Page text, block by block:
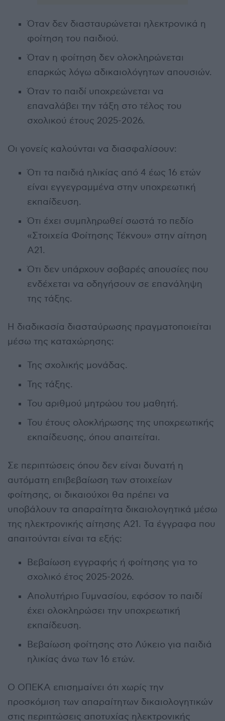
Όταν δεν διασταυρώνεται ηλεκτρονικά η
φοίτηση του παιδιού.
Όταν η φοίτηση δεν ολοκληρώνεται
επαρκώς λόγω αδικαιολόγητων απουσιών.
Όταν το παιδί υποχρεώνεται να
επαναλάβει την τάξη στο τέλος του
σχολικού έτους 2025-2026.
Οι γονείς καλούνται να διασφαλίσουν:
Ότι τα παιδιά ηλικίας από 4 έως 16 ετών
είναι εγγεγραμμένα στην υποχρεωτική
εκπαίδευση.
Ότι έχει συμπληρωθεί σωστά το πεδίο
«Στοιχεία Φοίτησης Τέκνου» στην αίτηση
Α21.
Ότι δεν υπάρχουν σοβαρές απουσίες που
ενδέχεται να οδηγήσουν σε επανάληψη
της τάξης.
Η διαδικασία διασταύρωσης πραγματοποιείται
μέσω της καταχώρησης:
Της σχολικής μονάδας.
Της τάξης.
Του αριθμού μητρώου του μαθητή.
Του έτους ολοκλήρωσης της υποχρεωτικής
εκπαίδευσης, όπου απαιτείται.
Σε περιπτώσεις όπου δεν είναι δυνατή η
αυτόματη επιβεβαίωση των στοιχείων
φοίτησης, οι δικαιούχοι θα πρέπει να
υποβάλουν τα απαραίτητα δικαιολογητικά μέσω
της ηλεκτρονικής αίτησης Α21. Τα έγγραφα που
απαιτούνται είναι τα εξής:
Βεβαίωση εγγραφής ή φοίτησης για το
σχολικό έτος 2025-2026.
Απολυτήριο Γυμνασίου, εφόσον το παιδί
έχει ολοκληρώσει την υποχρεωτική
εκπαίδευση.
Βεβαίωση φοίτησης στο Λύκειο για παιδιά
ηλικίας άνω των 16 ετών.
Ο ΟΠΕΚΑ επισημαίνει ότι χωρίς την
προσκόμιση των απαραίτητων δικαιολογητικών
στις περιπτώσεις αποτυχίας ηλεκτρονικής